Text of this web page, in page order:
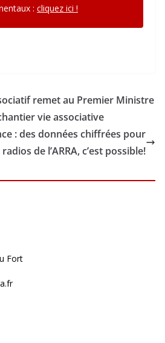
: cliquez ici !
remet au Premier Ministre
vie associative
: des données chiffrées pour
de l’ARRA, c’est possible!
Fort